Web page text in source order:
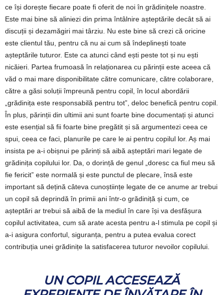
ce își dorește fiecare poate fi oferit de noi în grădinițele noastre.
Este mai bine să aliniezi din prima întâlnire așteptările decât să ai
discuții și dezamăgiri mai târziu. Nu este bine să crezi că oricine
este clientul tău, pentru că nu ai cum să îndeplinești toate
așteptările tuturor. Este ca atunci când ești peste tot și nu ești
nicăieri. Partea frumoasă în relaționarea cu părinții este aceea că
văd o mai mare disponibilitate către comunicare, către colaborare,
către a găsi soluții împreună pentru copil, în locul abordării
„grădinița este responsabilă pentru tot”, deloc benefică pentru copil.
În plus, părinții din ultimii ani sunt foarte bine documentați și atunci
este esențial să fii foarte bine pregătit și să argumentezi ceea ce
spui, ceea ce faci, planurile pe care le ai pentru copilul lor. Aș mai
insista pe a-i obișnui pe părinți să aibă așteptări mari legate de
grădinița copilului lor. Da, o dorință de genul „doresc ca fiul meu să
fie fericit” este normală și este punctul de plecare, însă este
important să dețină câteva cunoștiințe legate de ce anume ar trebui
un copil să deprindă în primii ani într-o grădiniță și cum, ce
așteptări ar trebui să aibă de la mediul în care își va desfășura
copilul activitatea, cum să arate acesta pentru a-l stimula pe copil și
a-i asigura confortul, siguranța, pentru a putea evalua corect
contribuția unei grădinițe la satisfacerea tuturor nevoilor copilului.
UN COPIL ACCESEAZĂ